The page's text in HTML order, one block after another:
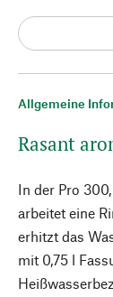
Allgemeine
Rasant
In der Pro
arbeitet eine
erhitzt das
mit 0,75 l